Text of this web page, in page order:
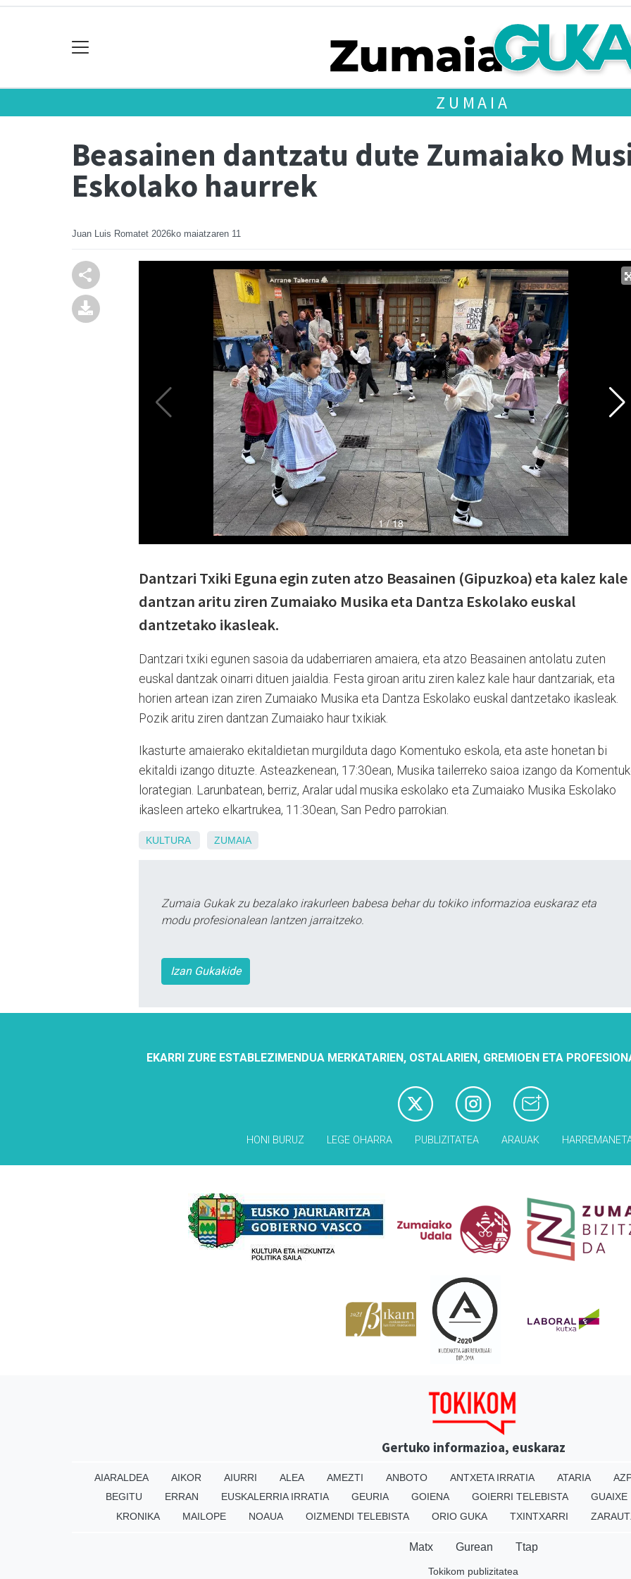
ZUMAIA
Beasainen dantzatu dute Zumaiako
Eskolako haurrek
Juan Luis Romatet 2026ko maiatzaren 11
Dantzari Txiki Eguna egin zuten atzo Beasainen (Gipuzkoa) eta kalez kale
dantzan aritu ziren Zumaiako Musika eta Dantza Eskolako euskal
dantzetako ikasleak.
Dantzari txiki egunen sasoia da udaberriaren amaiera, eta atzo Beasainen antolatu zuten
euskal dantzak oinarri dituen jaialdia. Festa giroan aritu ziren kalez kale haur dantzariak, eta
horien artean izan ziren Zumaiako Musika eta Dantza Eskolako euskal dantzetako ikasleak.
Pozik aritu ziren dantzan Zumaiako haur txikiak.
Ikasturte amaierako ekitaldietan murgilduta dago Komentuko eskola, eta aste honetan bi
ekitaldi izango dituzte. Asteazkenean, 17:30ean, Musika tailerreko saioa izango da
lorategian. Larunbatean, berriz, Aralar udal musika eskolako eta Zumaiako Musika Eskolako
ikasleen arteko elkartrukea, 11:30ean, San Pedro parrokian.
KULTURA ZUMAIA
Zumaia Gukak zu bezalako irakurleen babesa behar du tokiko informazioa euskaraz eta
modu profesionalean lantzen jarraitzeko.
Izan Gukakide
EKARRI ZURE ESTABLEZIMENDUA MERKATARIEN, OSTALARIEN, GREMIOEN ETA
HONI BURUZ LEGE OHARRA PUBLIZITATEA ARAUAK
Gertuko informazioa, euskaraz
AIARALDEA AIKOR AIURRI ALEA AMEZTI ANBOTO ANTXETA IRRATIA ATARIA
BEGITU
ERRAN EUSKALERRIA IRRATIA GEURIA GOIENA GOIERRI TELEBISTA
GUAIXE
KRONIKA
MAILOPE NOAUA OIZMENDI TELEBISTA ORIO GUKA TXINTXARRI
Matx Gurean Ttap
Tokikom publizitatea